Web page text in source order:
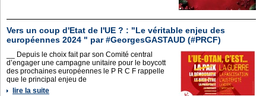
Vers un coup d'Etat de l'UE ? : "Le véritable enjeu des
européennes 2024 " par #GeorgesGASTAUD (#PRCF)
__ Depuis le choix fait par son Comité central
d’engager une campagne unitaire pour le boycott
des prochaines européennes le P R C F rappelle
que le principal enjeu de
lire la suite